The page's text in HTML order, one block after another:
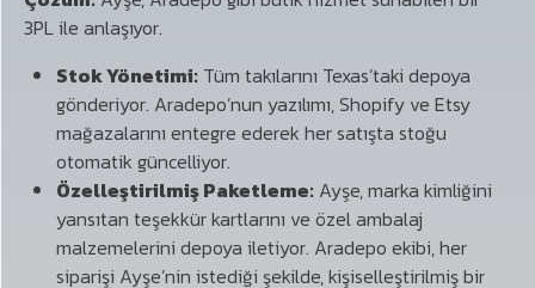
3PL ile anlaşıyor.
Stok Yönetimi: Tüm takılarını Texas’taki depoya
gönderiyor. Aradepo’nun yazılımı, Shopify ve Etsy
mağazalarını entegre ederek her satışta stoğu
otomatik güncelliyor.
Özelleştirilmiş Paketleme: Ayşe, marka kimliğini
yansıtan teşekkür kartlarını ve özel ambalaj
malzemelerini depoya iletiyor. Aradepo ekibi, her
siparişi Ayşe’nin istediği şekilde, kişiselleştirilmiş bir